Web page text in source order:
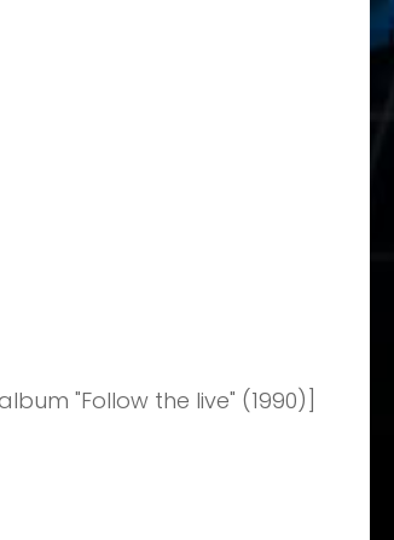
"Follow the live" (1990)]